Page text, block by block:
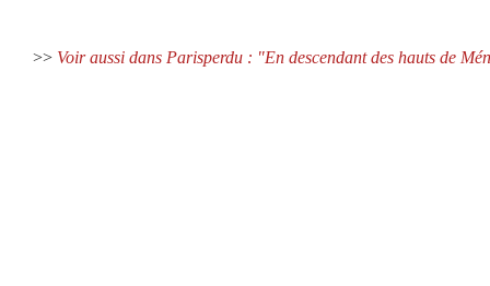
>> Voir aussi dans Parisperdu : "En descendant des hauts de